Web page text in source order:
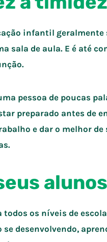
infantil
sala de aula. E é até
pessoa de poucas
preparado antes de
e dar o melhor de
alunos
todos os níveis de
desenvolvendo,